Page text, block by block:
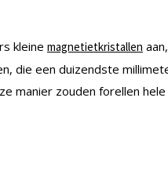
kleine magnetietkristallen
die een duizendste
manier zouden forellen